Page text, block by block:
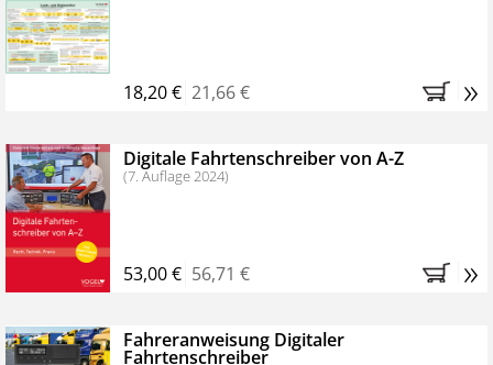
Bestellen Sie jetzt das VerkehrsRundschau Profipaket im
Kennenlern-Abo für zwei Monate (inkl. der derzeitig
Monaten brauchen Sie nichts weiter tun, das
Abonnement endet automatisch, es entstehen keine
weiteren Verpflichtungen.
18,20 € 21,66 € »
Digitale Fahrtenschreiber von A-Z
(7. Auflage 2024)
53,00 € 56,71 € »
Fahreranweisung Digitaler
Fahrtenschreiber